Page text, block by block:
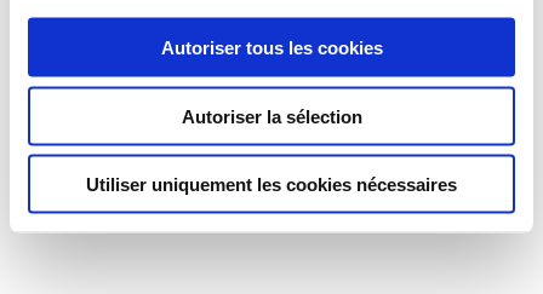
Autoriser tous les cookies
Autoriser la sélection
Utiliser uniquement les cookies nécessaires